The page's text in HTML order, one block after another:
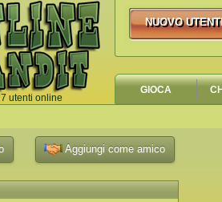
utenti online
NUOVO
NUOVO
GIOCA
Aggiungi come amico